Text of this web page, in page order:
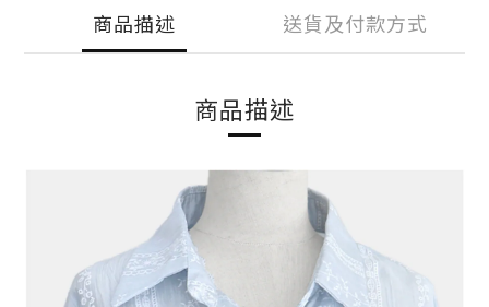
商品描述 送貨及付款方式
商品描述